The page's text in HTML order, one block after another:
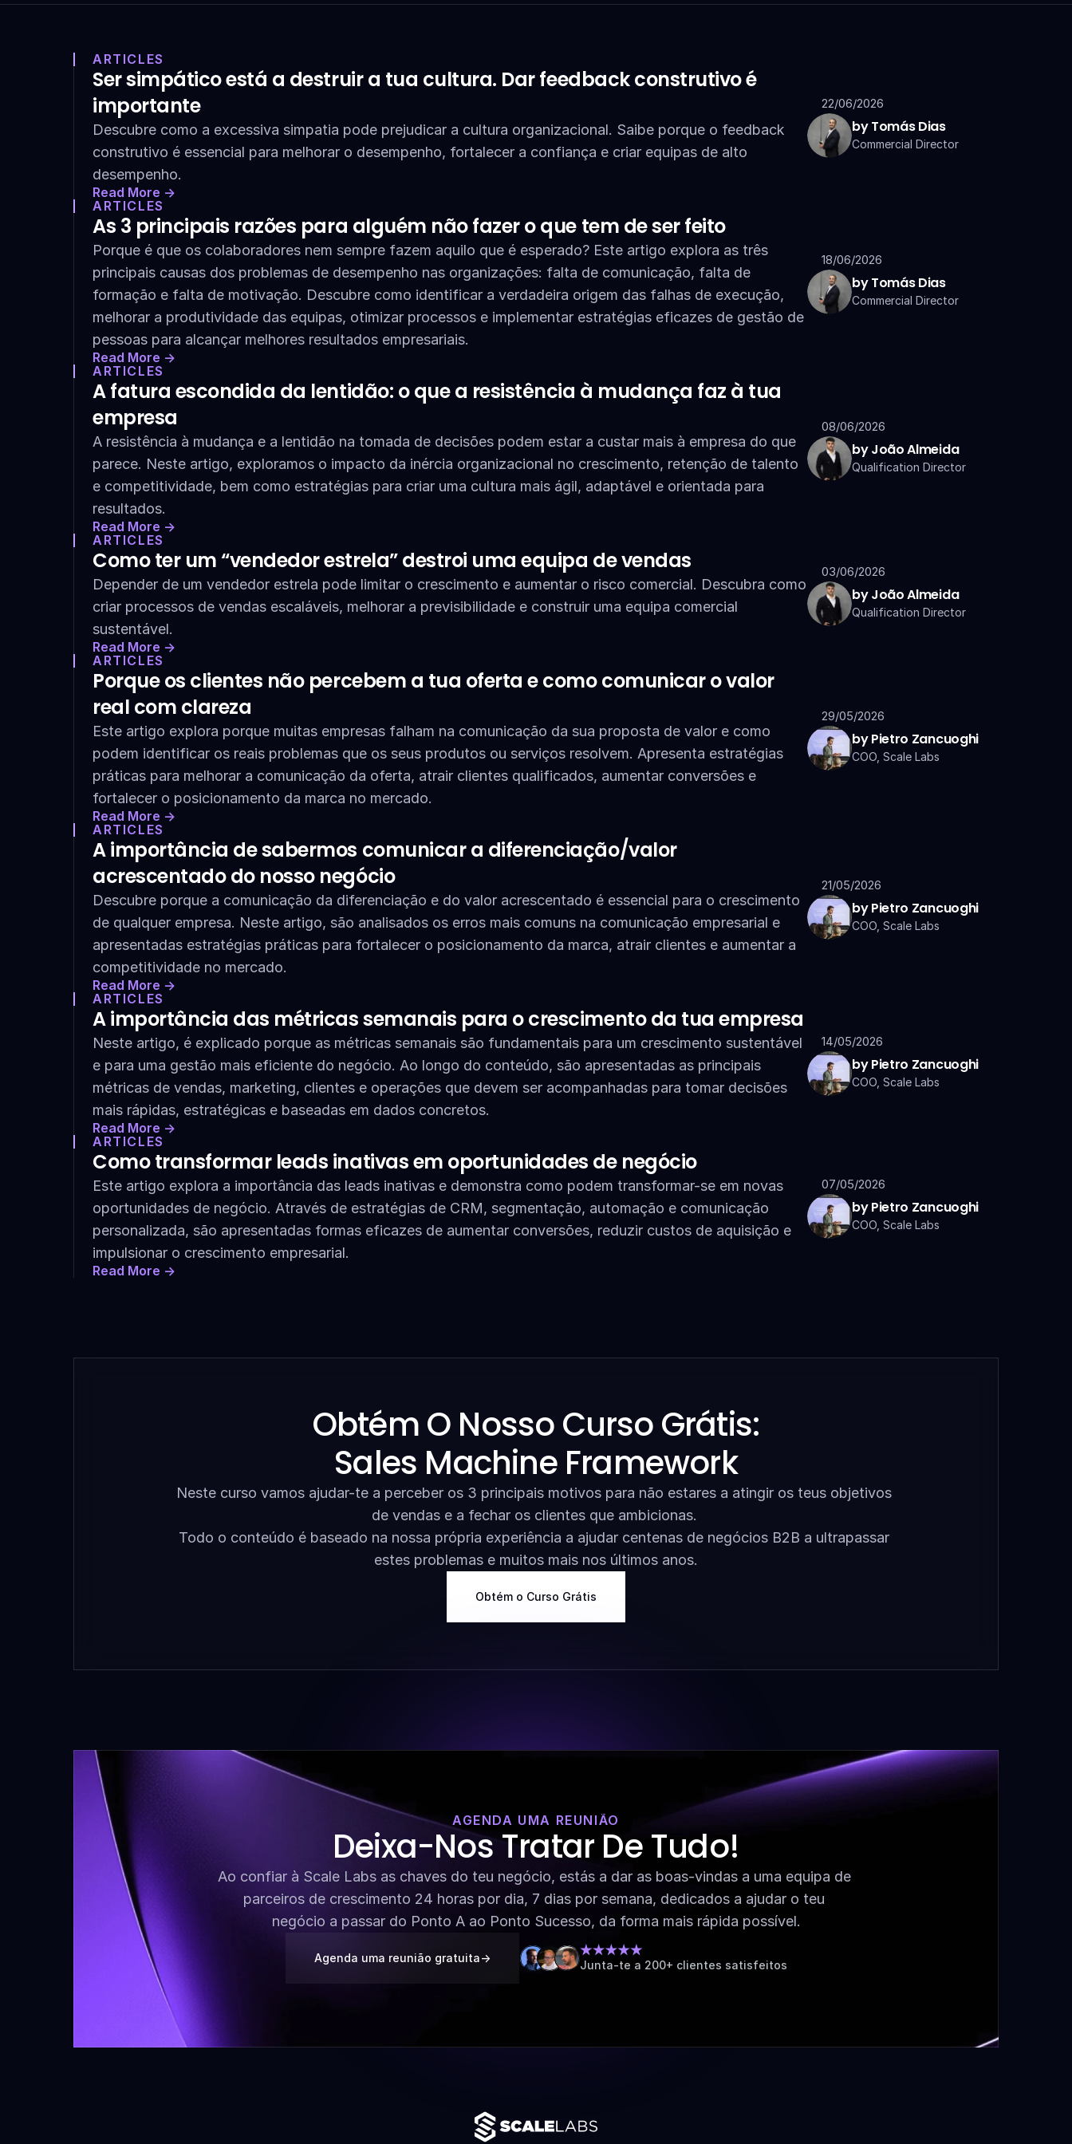
ARTICLES
Ser simpático está a destruir a tua cultura. Dar feedback construtivo é
importante
Descubre como a excessiva simpatia pode prejudicar a cultura organizacional. Saibe porque o feedback
construtivo é essencial para melhorar o desempenho, fortalecer a confiança e criar equipas de alto
desempenho.
Read More ->
22/06/2026
by Tomás Dias
Commercial Director
ARTICLES
As 3 principais razões para alguém não fazer o que tem de ser feito
Porque é que os colaboradores nem sempre fazem aquilo que é esperado? Este artigo explora as três
principais causas dos problemas de desempenho nas organizações: falta de comunicação, falta de
formação e falta de motivação. Descubre como identificar a verdadeira origem das falhas de execução,
melhorar a produtividade das equipas, otimizar processos e implementar estratégias eficazes de gestão de
pessoas para alcançar melhores resultados empresariais.
Read More ->
18/06/2026
by Tomás Dias
Commercial Director
ARTICLES
A fatura escondida da lentidão: o que a resistência à mudança faz à tua
empresa
A resistência à mudança e a lentidão na tomada de decisões podem estar a custar mais à empresa do que
parece. Neste artigo, exploramos o impacto da inércia organizacional no crescimento, retenção de talento
e competitividade, bem como estratégias para criar uma cultura mais ágil, adaptável e orientada para
resultados.
Read More ->
08/06/2026
by João Almeida
Qualification Director
ARTICLES
Como ter um “vendedor estrela” destroi uma equipa de vendas
Depender de um vendedor estrela pode limitar o crescimento e aumentar o risco comercial. Descubra como
criar processos de vendas escaláveis, melhorar a previsibilidade e construir uma equipa comercial
sustentável.
Read More ->
03/06/2026
by João Almeida
Qualification Director
ARTICLES
Porque os clientes não percebem a tua oferta e como comunicar o valor
real com clareza
Este artigo explora porque muitas empresas falham na comunicação da sua proposta de valor e como
podem identificar os reais problemas que os seus produtos ou serviços resolvem. Apresenta estratégias
práticas para melhorar a comunicação da oferta, atrair clientes qualificados, aumentar conversões e
fortalecer o posicionamento da marca no mercado.
Read More ->
29/05/2026
by Pietro Zancuoghi
COO, Scale Labs
ARTICLES
A importância de sabermos comunicar a diferenciação/valor
acrescentado do nosso negócio
Descubre porque a comunicação da diferenciação e do valor acrescentado é essencial para o crescimento
de qualquer empresa. Neste artigo, são analisados os erros mais comuns na comunicação empresarial e
apresentadas estratégias práticas para fortalecer o posicionamento da marca, atrair clientes e aumentar a
competitividade no mercado.
Read More ->
21/05/2026
by Pietro Zancuoghi
COO, Scale Labs
ARTICLES
A importância das métricas semanais para o crescimento da tua empresa
Neste artigo, é explicado porque as métricas semanais são fundamentais para um crescimento sustentável
e para uma gestão mais eficiente do negócio. Ao longo do conteúdo, são apresentadas as principais
métricas de vendas, marketing, clientes e operações que devem ser acompanhadas para tomar decisões
mais rápidas, estratégicas e baseadas em dados concretos.
Read More ->
14/05/2026
by Pietro Zancuoghi
COO, Scale Labs
ARTICLES
Como transformar leads inativas em oportunidades de negócio
Este artigo explora a importância das leads inativas e demonstra como podem transformar-se em novas
oportunidades de negócio. Através de estratégias de CRM, segmentação, automação e comunicação
personalizada, são apresentadas formas eficazes de aumentar conversões, reduzir custos de aquisição e
impulsionar o crescimento empresarial.
Read More ->
07/05/2026
by Pietro Zancuoghi
COO, Scale Labs
Obtém O Nosso Curso Grátis:
Sales Machine Framework
Neste curso vamos ajudar-te a perceber os 3 principais motivos para não estares a atingir os teus objetivos
de vendas e a fechar os clientes que ambicionas.
Todo o conteúdo é baseado na nossa própria experiência a ajudar centenas de negócios B2B a ultrapassar
estes problemas e muitos mais nos últimos anos.
Obtém o Curso Grátis
AGENDA UMA REUNIÃO
Deixa-Nos Tratar De Tudo!
Ao confiar à Scale Labs as chaves do teu negócio, estás a dar as boas-vindas a uma equipa de
parceiros de crescimento 24 horas por dia, 7 dias por semana, dedicados a ajudar o teu
negócio a passar do Ponto A ao Ponto Sucesso, da forma mais rápida possível.
Agenda uma reunião gratuita-> Junta-te a 200+ clientes satisfeitos